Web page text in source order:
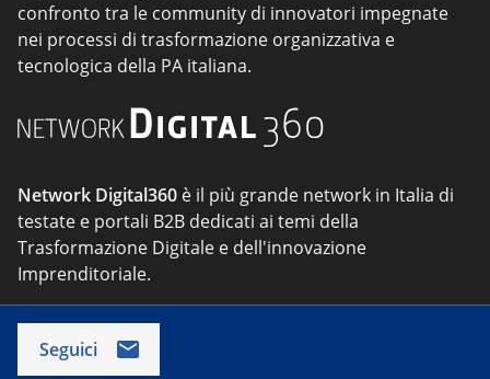
confronto tra le community di innovatori impegnate
nei processi di trasformazione organizzativa e
tecnologica della PA italiana.
Network Digital360 è il più grande network in Italia di
testate e portali B2B dedicati ai temi della
Trasformazione Digitale e dell'innovazione
Imprenditoriale.
Seguici